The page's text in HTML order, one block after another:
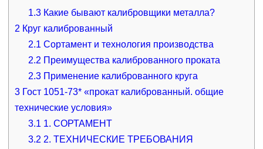
1.3 Какие бывают калибровщики металла?
2 Круг калиброванный
2.1 Сортамент и технология производства
2.2 Преимущества калиброванного проката
2.3 Применение калиброванного круга
3Гост 1051-73* «прокат калиброванный. общие
технические условия»
3.1 1. СОРТАМЕНТ
3.2 2. ТЕХНИЧЕСКИЕ ТРЕБОВАНИЯ